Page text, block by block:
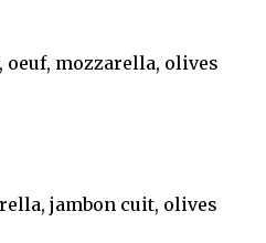
oeuf, mozzarella, olives
jambon cuit, olives